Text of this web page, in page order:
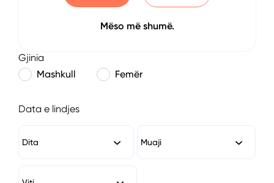
Gjinia
Mashkull
Femër
Data e lindjes
Dita Muaji
Mëso më shumë.